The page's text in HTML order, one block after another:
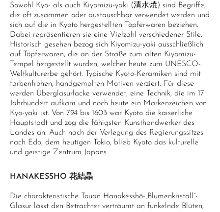
Sowohl Kyo- als auch Kiyomizu-yaki (清水焼) sind Begriffe,
die oft zusammen oder austauschbar verwendet werden und
sich auf die in Kyoto hergestellten Töpferwaren beziehen.
Dabei repräsentieren sie eine Vielzahl verschiedener Stile.
Historisch gesehen bezog sich Kiyomizu-yaki ausschließlich
auf Töpferwaren, die an der Straße zum alten Kiyomizu-
Tempel hergestellt wurden, welcher heute zum UNESCO-
Weltkulturerbe gehört. Typische Kyoto-Keramiken sind mit
farbenfrohen, handgemalten Motiven verziert. Für diese
werden Überglasurlacke verwendet, eine Technik, die im 17.
Jahrhundert aufkam und noch heute ein Markenzeichen von
Kyo-yaki ist. Von 794 bis 1603 war Kyoto die kaiserliche
Hauptstadt und zog die fähigsten Kunsthandwerker des
Landes an. Auch nach der Verlegung des Regierungssitzes
nach Edo, dem heutigen Tokio, blieb Kyoto das kulturelle
und geistige Zentrum Japans.
HANAKESSHO 花結晶
Die charakteristische Touan Hanakesshō-„Blumenkristall“-
Glasur lässt den Betrachter verträumt an funkelnde Blüten,